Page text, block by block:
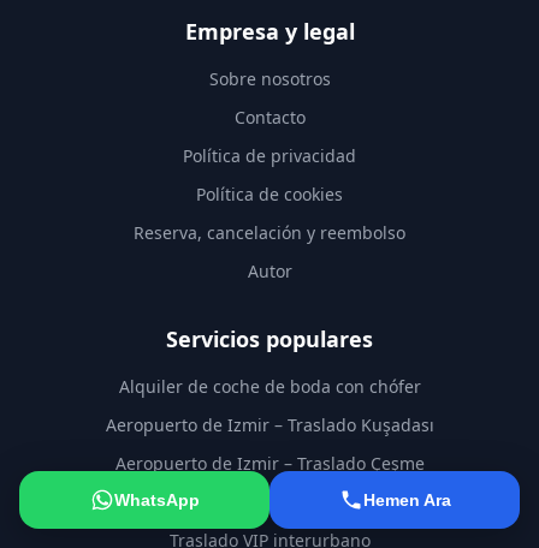
Empresa y legal
Sobre nosotros
Contacto
Política de privacidad
Política de cookies
Reserva, cancelación y reembolso
Autor
Servicios populares
Alquiler de coche de boda con chófer
Aeropuerto de Izmir – Traslado Kuşadası
Aeropuerto de Izmir – Traslado Çeşme
Aeropuerto de Izmir – Traslado Bodrum
Traslado VIP interurbano
WhatsApp Hemen Ara